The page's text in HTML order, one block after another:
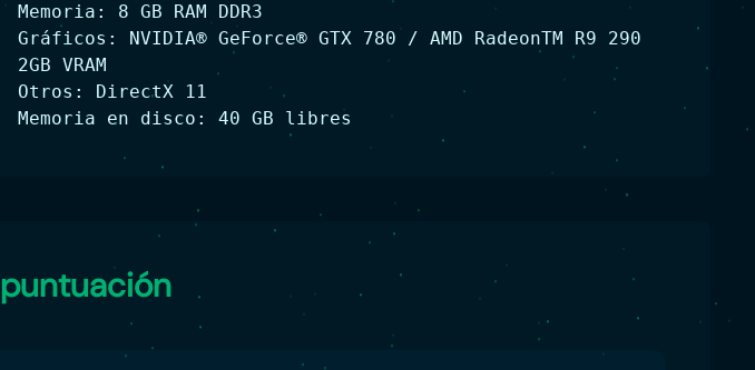
Memoria: 8 GB RAM DDR3
Gráficos: NVIDIA® GeForce® GTX 780 / AMD RadeonTM R9 290
2GB VRAM
Otros: DirectX 11
Memoria en disco: 40 GB libres
puntuación